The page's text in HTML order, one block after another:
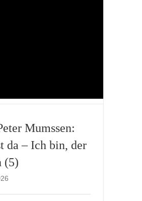
Mumssen:
da – Ich bin, der
(5)